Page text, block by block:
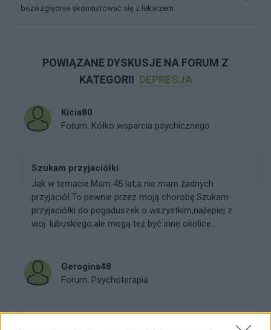
bezwzględnie skonsultować się z lekarzem.
POWIĄZANE DYSKUSJE NA FORUM Z
KATEGORII DEPRESJA
Kicia80
Forum: Kółko wsparcia psychicznego
Szukam przyjaciółki
Jak w temacie.Mam 45 lat,a nie mam żadnych
przyjaciół.To pewnie przez moją chorobę.Szukam
przyjaciółki do pogaduszek o wszystkim,najlepiej z
woj. lubuskiego,ale mogą też być inne okolice...
Gerogina48
Forum: Psychoterapia